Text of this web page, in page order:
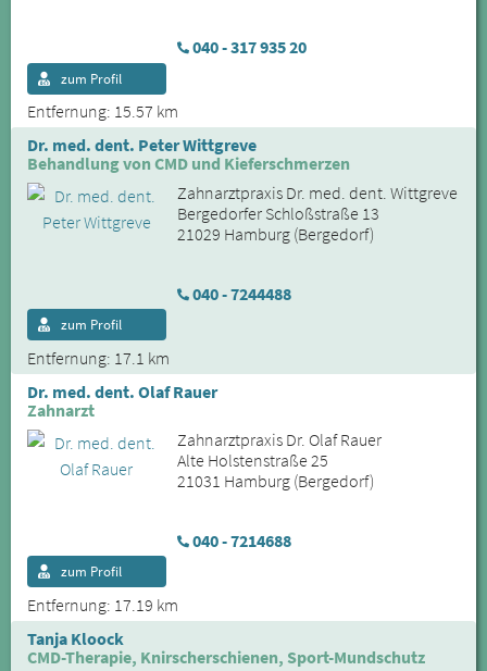
040 - 317 935 20
Entfernung: 15.57 km
zum Profil
Dr. med. dent. Peter Wittgreve
Behandlung von CMD und Kieferschmerzen
Zahnarztpraxis Dr. med. dent. Wittgreve
Bergedorfer Schloßstraße 13
21029 Hamburg (Bergedorf)
040 - 7244488
Entfernung: 17.1 km
zum Profil
Dr. med. dent. Olaf Rauer
Zahnarzt
Zahnarztpraxis Dr. Olaf Rauer
Alte Holstenstraße 25
21031 Hamburg (Bergedorf)
040 - 7214688
Entfernung: 17.19 km
zum Profil
Tanja Kloock
CMD-Therapie, Knirscherschienen, Sport-Mundschutz